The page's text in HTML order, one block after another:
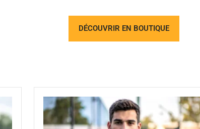
DÉCOUVRIR EN BOUTIQUE